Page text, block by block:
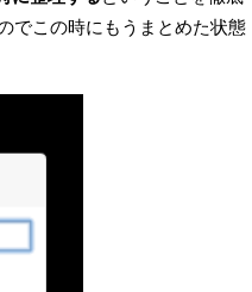
でこの時にもうまとめた状態